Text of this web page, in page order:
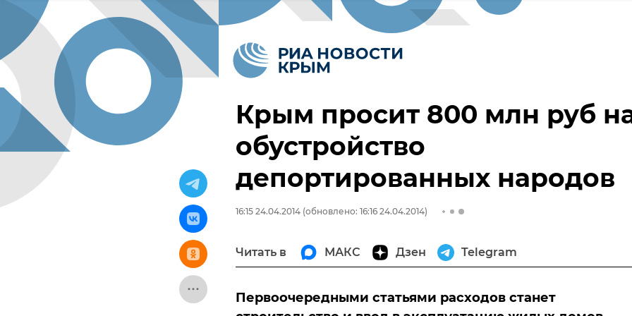
Крым просит 800 млн руб
обустройство
депортированных народов
16:15 24.04.2014 (обновлено: 16:16 24.04.2014)
Читать в МАКС Дзен Telegram
Первоочередными статьями расходов станет